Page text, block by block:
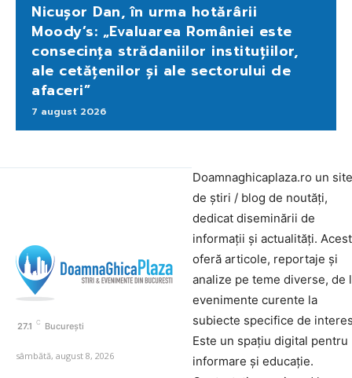
Nicușor Dan, în urma hotărârii
Moody’s: „Evaluarea României este
consecința strădaniilor instituțiilor,
ale cetățenilor și ale sectorului de
afaceri”
7 august 2026
27.1 C București
sâmbătă, august 8, 2026
Doamnaghicaplaza.ro un site
de știri / blog de noutăți,
dedicat diseminării de
informații și actualități.
oferă articole, reportaje și
analize pe teme diverse, de
evenimente curente la
subiecte specifice de
Este un spațiu digital pentru
informare și educație.